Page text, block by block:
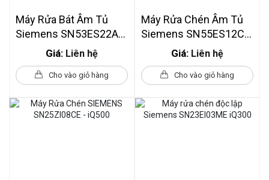
Máy Rửa Bát Âm Tủ
Siemens SN53ES22AE
Giá: Liên hệ
Cho vào giỏ hàng
Máy Rửa Chén Âm Tủ
Siemens SN55ES12CE
Giá: Liên hệ
Cho vào giỏ hàng